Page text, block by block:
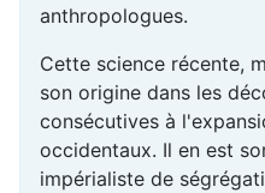
anthropologues.
Cette science récente,
son origine dans les
consécutives à
occidentaux. Il en est
impérialiste de